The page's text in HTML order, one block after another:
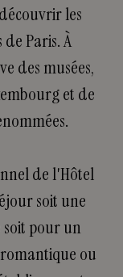
les
Paris. À
des musées,
et de
de l'Hôtel
soit une
soit pour un
ou